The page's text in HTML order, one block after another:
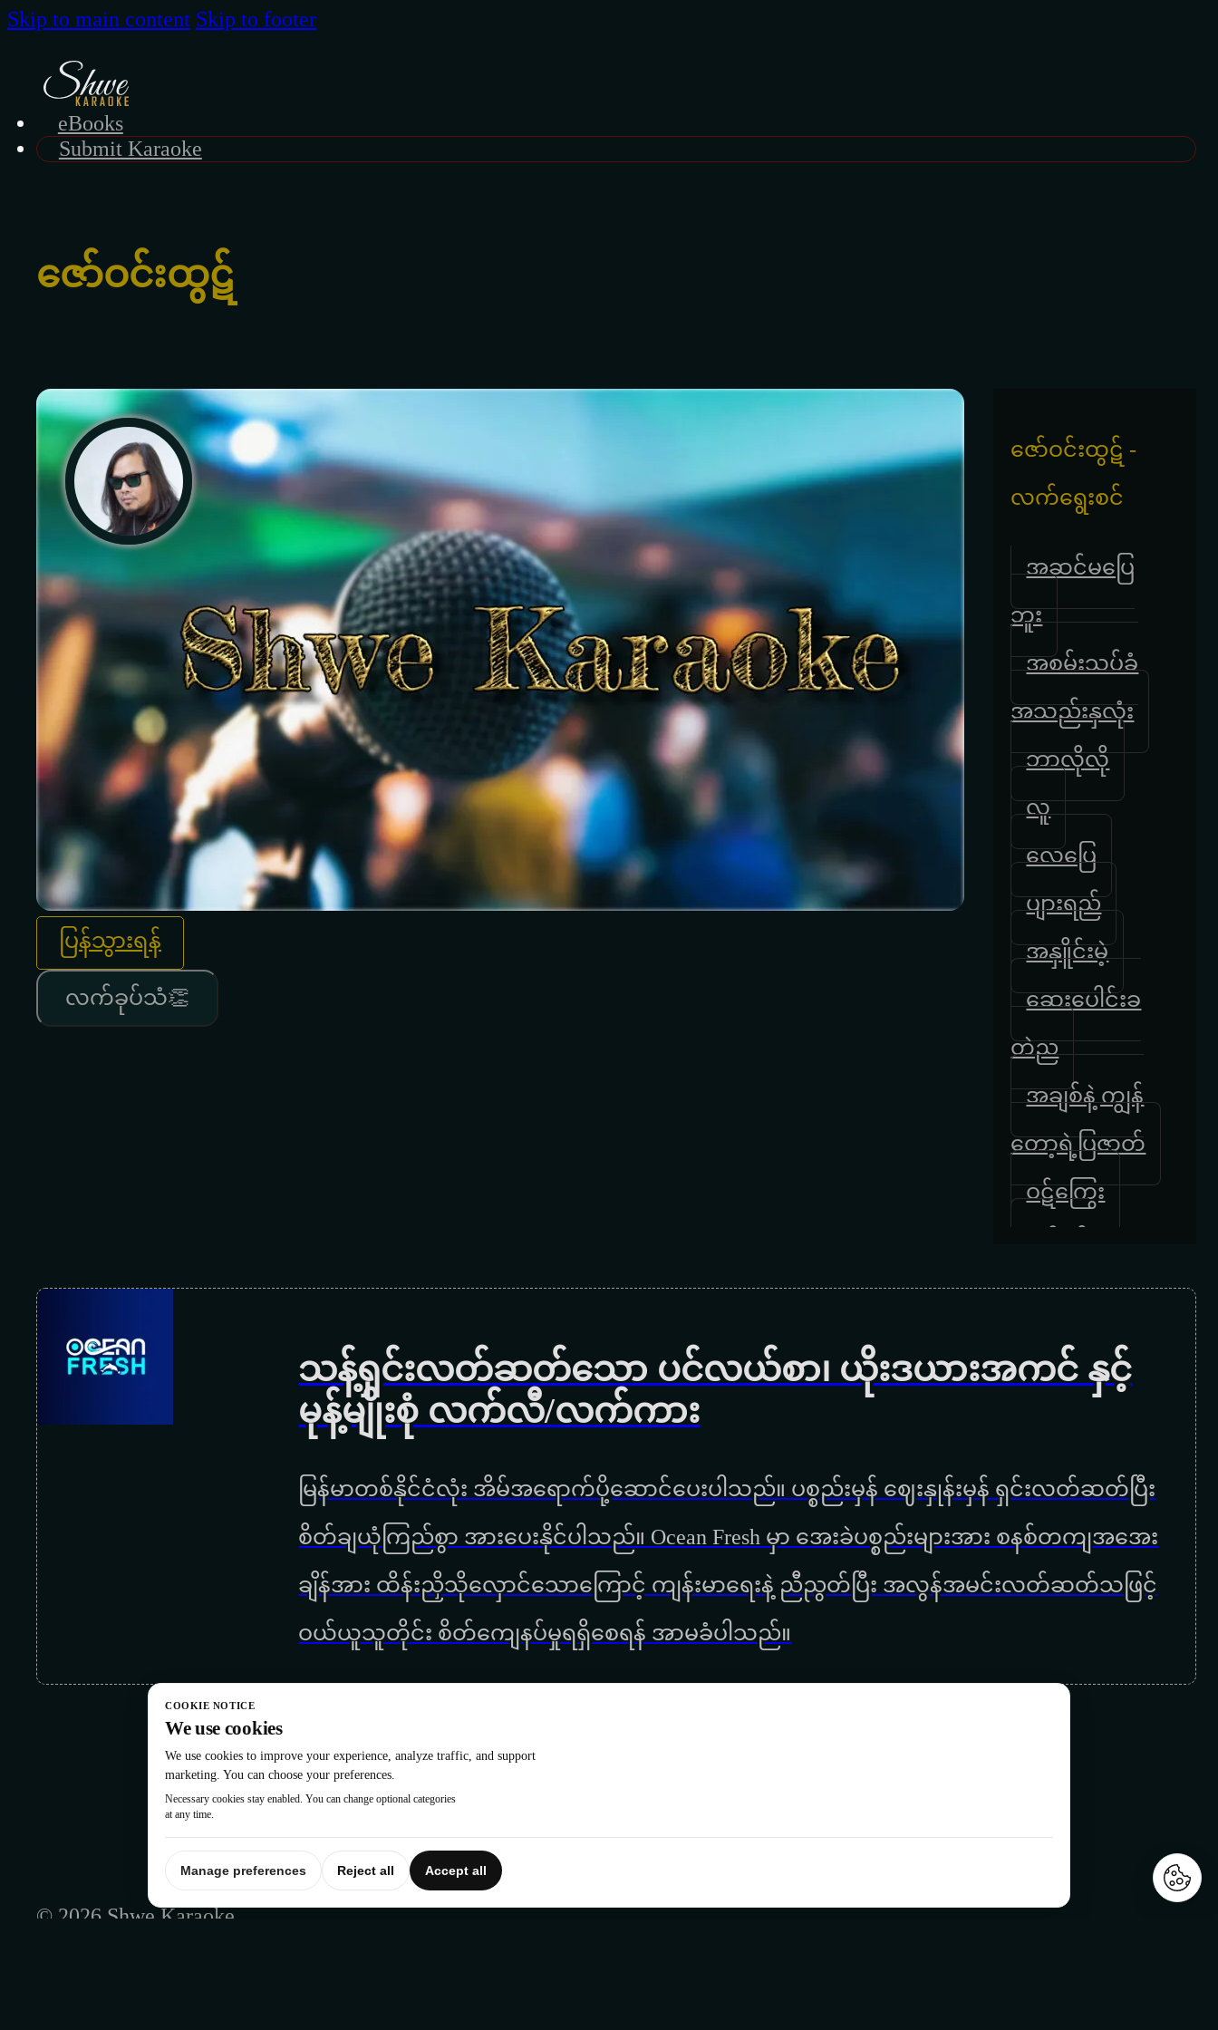
Skip to main content Skip to footer
eBooks
Submit Karaoke
‌ဇော်ဝင်းထွဋ်
ပြန်သွားရန်
လက်ခုပ်သံ👏
‌ဇော်ဝင်းထွဋ် -
လက်ရွေးစင်
အဆင်မပြေ
ဘူး
အစမ်းသပ်ခံ
အသည်းနှလုံး
ဘာလိုလို
လူ
လေပြေ
ပျားရည်
အနှိူင်းမဲ့
ဆေးပေါင်းခ
တဲည
အချစ်နဲ့ ကျွန်
တော့ရဲ့ပြဇာတ်
ဝဋ်ကြွေး
မိုးတိမ်
အချစ်များသူ
အဆုံး
အရည်တွေ
ပျော်ကုန်ပြီ
ဒဏ်ရာရထား
သန့်ရှင်းလတ်ဆတ်သော ပင်လယ်စာ၊ ယိုးဒယားအကင် နှင့်
မုန့်မျိုးစုံ လက်လီ/လက်ကား
မြန်မာတစ်နိုင်ငံလုံး အိမ်အရောက်ပို့ဆောင်ပေးပါသည်။ ပစ္စည်းမှန် ဈေးနှုန်းမှန် ရှင်းလတ်ဆတ်ပြီး
စိတ်ချယုံကြည်စွာ အားပေးနိုင်ပါသည်။ Ocean Fresh မှာ အေးခဲပစ္စည်းများအား စနစ်တကျအအေး
ချိန်အား ထိန်းညှိသိုလှောင်သောကြောင့် ကျန်းမာရေးနဲ့ ညီညွတ်ပြီး အလွန်အမင်းလတ်ဆတ်သဖြင့်
ဝယ်ယူသူတိုင်း စိတ်ကျေနပ်မှုရရှိစေရန် အာမခံပါသည်။
© 2026 Shwe Karaoke
COOKIE NOTICE
We use cookies
We use cookies to improve your experience, analyze traffic, and support
marketing. You can choose your preferences.
Necessary cookies stay enabled. You can change optional categories
at any time.
Manage preferences Reject all Accept all